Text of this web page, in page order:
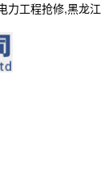
力工程抢修,黑龙